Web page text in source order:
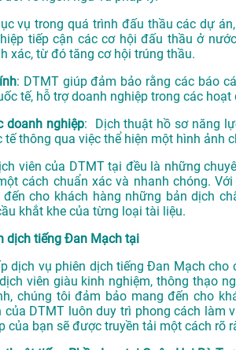
vụ trong quá trình đấu thầu các dự
tiếp cận các cơ hội đấu thầu ở
xác, từ đó tăng cơ hội trúng thầu.
: DTMT giúp đảm bảo rằng các báo
tế, hỗ trợ doanh nghiệp trong các
doanh nghiệp: Dịch thuật hồ sơ năng
thông qua việc thể hiện một hình ảnh
viên của DTMT tại đều là những
cách chuẩn xác và nhanh chóng.
cho khách hàng những bản dịch
khắt khe của từng loại tài liệu.
dịch tiếng Đan Mạch tại
dịch vụ phiên dịch tiếng Đan Mạch
viên giàu kinh nghiệm, thông thạo
chúng tôi đảm bảo mang đến cho
của DTMT luôn duy trì phong cách làm
của bạn sẽ được truyền tải một cách rõ